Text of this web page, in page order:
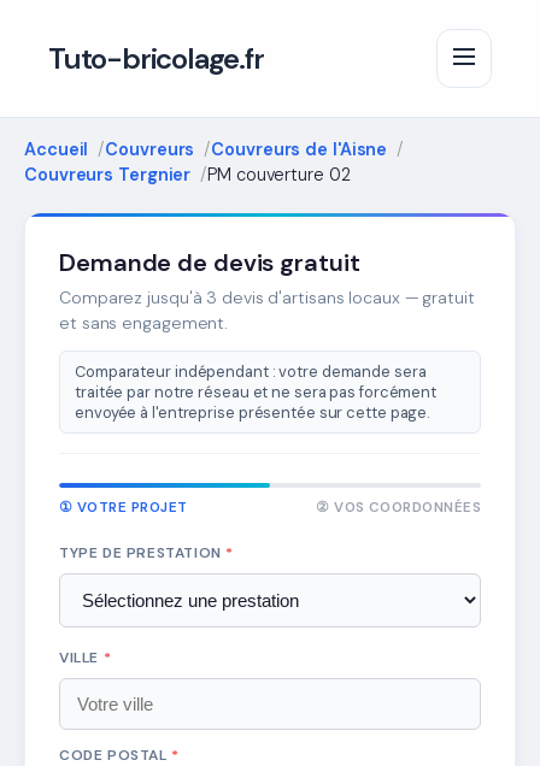
Tuto-bricolage.fr
Accueil Couvreurs
Couvreurs de l'Aisne
Couvreurs Tergnier
PM couverture 02
Demande de devis gratuit
Comparez jusqu'à 3 devis d'artisans locaux — gratuit
et sans engagement.
Comparateur indépendant : votre demande sera
traitée par notre réseau et ne sera pas forcément
envoyée à l'entreprise présentée sur cette page.
① VOTRE PROJET ② VOS COORDONNÉES
TYPE DE PRESTATION *
VILLE *
CODE POSTAL *